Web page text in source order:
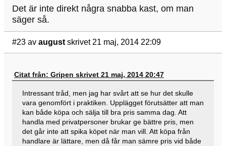
Det är inte direkt några snabba kast, om man
säger så.
#23 av august skrivet 21 maj, 2014 22:09
Citat från: Gripen skrivet 21 maj, 2014 20:47
Intressant tråd, men jag har svårt att se hur det skulle
vara genomfört i praktiken. Upplägget förutsätter att man
kan både köpa och sälja till bra pris samma dag. Att
handla med privatpersoner brukar ge bättre pris, men
det går inte att spika köpet när man vill. Att köpa från
handlare är lättare, men då får man sämre pris vid både